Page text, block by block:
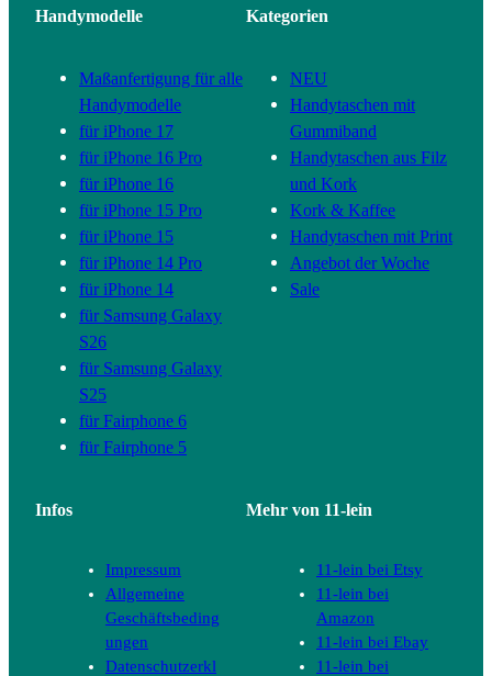
Handymodelle
Maßanfertigung für alle
Handymodelle
für iPhone 17
für iPhone 16 Pro
für iPhone 16
für iPhone 15 Pro
für iPhone 15
für iPhone 14 Pro
für iPhone 14
für Samsung Galaxy
S26
für Samsung Galaxy
S25
für Fairphone 6
für Fairphone 5
Kategorien
NEU
Handytaschen mit
Gummiband
Handytaschen aus Filz
und Kork
Kork & Kaffee
Handytaschen mit Print
Angebot der Woche
Sale
Infos
Impressum
Allgemeine
Geschäftsbeding
ungen
Datenschutzerkl
Mehr von 11-lein
11-lein bei Etsy
11-lein bei
Amazon
11-lein bei Ebay
11-lein bei